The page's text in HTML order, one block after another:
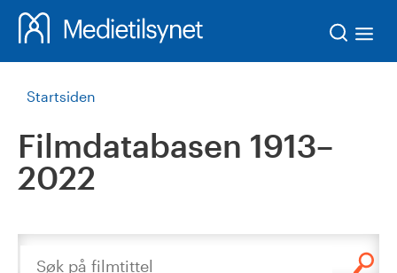
Startsiden
Filmdatabasen 1913–
2022
Søk